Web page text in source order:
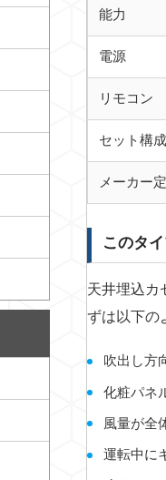
能力
電源
リモコン
セット構成
メーカー
このタ
天井埋込カ
ずは以下の
吹出し方
化粧パネ
風量が全
運転中に